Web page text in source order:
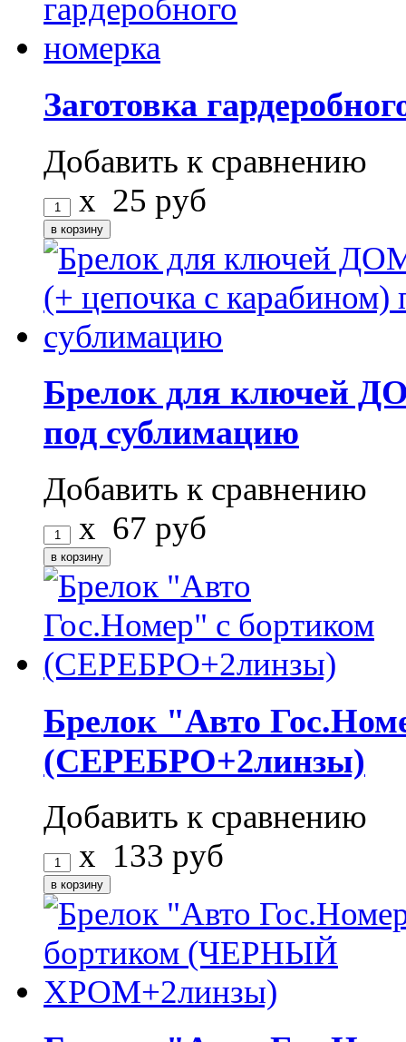
Заготовка
Добавить к сравнению
x 25 руб
Брелок для ключей
под сублимацию
Добавить к сравнению
x 67 руб
Брелок "Авто
(СЕРЕБРО+2линзы)
Добавить к сравнению
x 133 руб